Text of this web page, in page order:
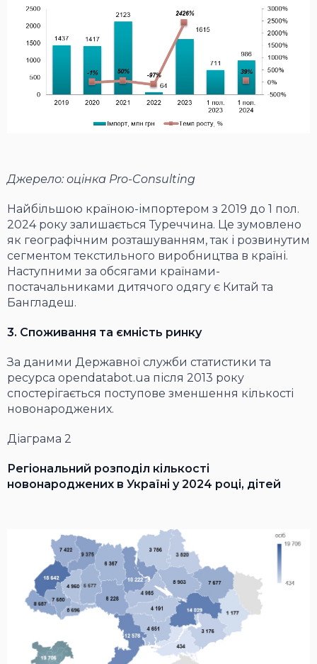
Джерело: оцінка Pro-Consulting
Найбільшою країною-імпортером з 2019 до 1 пол.
2024 року залишається Туреччина. Це зумовлено
як географічним розташуванням, так і розвинутим
сегментом текстильного виробництва в країні.
Наступними за обсягами країнами-
постачальниками дитячого одягу є Китай та
Бангладеш.
3. Споживання та ємність ринку
За даними Державної служби статистики та
ресурса opendatabot.ua після 2013 року
спостерігається поступове зменшення кількості
новонароджених.
Діаграма 2
Регіональний розподіл кількості
новонароджених в Україні у 2024 році, дітей